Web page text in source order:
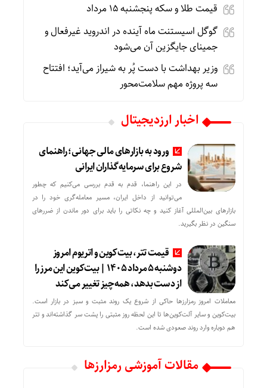
قیمت طلا و سکه پنجشنبه 15 مرداد
گوگل اسیستنت ماه آینده در اندروید غیرفعال و
جمینای جایگزین آن می‌شود
وزیر بهداشت با دست پُر به شیراز می‌آید؛ افتتاح
سه پروژه مهم سلامت‌محور
اخبار ارزدیجیتال
ورود به بازارهای مالی جهانی؛ راهنمای
شروع برای سرمایه‌گذاران ایرانی
در این راهنما، قدم به قدم بررسی می‌کنیم که چطور
می‌توانید از داخل ایران، مسیر معامله‌گری خود را در
بازارهای بین‌المللی آغاز کنید و چه نکاتی را باید برای دور ماندن از ضررهای
سنگین در نظر بگیرید.
قیمت تتر، بیت‌کوین و اتریوم امروز
دوشنبه ۵ مرداد ۱۴۰۵ | بیت‌کوین این مرز را
از دست بدهد، همه‌چیز تغییر می‌کند
معاملات امروز رمزارز‌ها حاکی از شروع یک روند مثبت و سبز در بازار است.
بیت‌کوین و سایر آلت‌کوین‌ها تا این لحظه روز مثبتی را پشت سر گذاشته‌اند و تتر
هم دوباره وارد روند صعودی شده است.
مقالات آموزشی رمزارزها